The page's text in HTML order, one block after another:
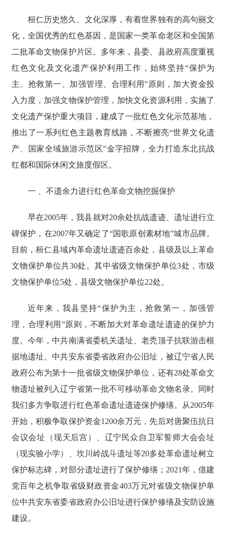
桓仁历史悠久、文化深厚，有着世界独有的高句丽文
化，全国优秀的红色基因，是国家一类革命老区和全国第
二批革命文物保护片区。多年来，县委、县政府高度重视
红色文化及文化遗产保护利用工作，始终坚持“保护为
主、抢救第一、加强管理、合理利用”原则，加大资金投
入力度，加强文物保护管理，加快文化资源利用，实施了
文化遗产保护重大项目，建成了一批红色文化示范基地，
推出了一系列红色主题教育线路，不断擦亮“世界文化遗
产、国家全域旅游示范区”金字招牌，全力打造东北抗战
红都和国际休闲文旅度假区。
一 、不遗余力进行红色革命文物挖掘保护
早在2005年，我县就对20余处抗战遗迹、遗址进行立
碑保护，在2007年又确定了“国歌原创素材地”城市品牌。
目前，桓仁县域内革命遗址遗迹百余处，县级及以上革命
文物保护单位共30处。其中省级文物保护单位3处，市级
文物保护单位5处，县级文物保护单位22处。
近年来，我县坚持“保护为主，抢救第一，加强管
理，合理利用”原则，不断加大对革命遗址遗迹的保护力
度。今年，中共南满省委机关遗址、老秃顶子抗联游击根
据地遗址、中共安东省委省政府办公旧址，被辽宁省人民
政府公布为第十一批省级文物保护单位，还有28处革命文
物遗址被列入辽宁省第一批不可移动革命文物名录。同时
我们多方争取进行红色革命遗址遗迹保护修缮。从2005年
开始，积极争取保护资金1200余万元，先后对唐聚伍抗日
会议会址（现天后宫）、辽宁民众自卫军誓师大会会址
（现实验小学）、坎川岭战斗遗址等20多处革命遗址树立
保护标志碑，对部分遗址进行了保护修缮；2021年，借建
党百年之机争取省级财政资金403万元对省级文物保护单
位中共安东省委省政府办公旧址进行保护修缮及安防设施
建设。